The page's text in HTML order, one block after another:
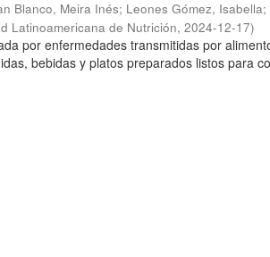
Blanco, Meira Inés; Leones Gómez, Isabella;
Latinoamericana de Nutrición,2024-12-17)
por enfermedades transmitidas por
bebidas y platos preparados listos para